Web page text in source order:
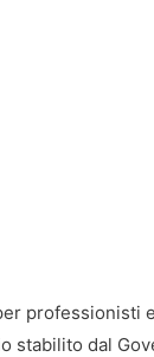
professionisti
dal